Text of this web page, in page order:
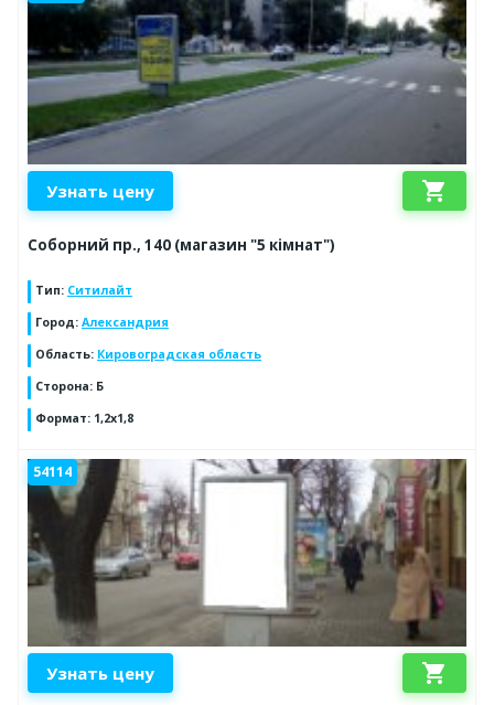
Узнать цену shopping_cart
Соборний пр., 140 (магазин "5 кімнат")
Тип: Ситилайт
Город: Александрия
Область: Кировоградская область
Сторона: Б
Формат: 1,2х1,8
54114
Узнать цену shopping_cart